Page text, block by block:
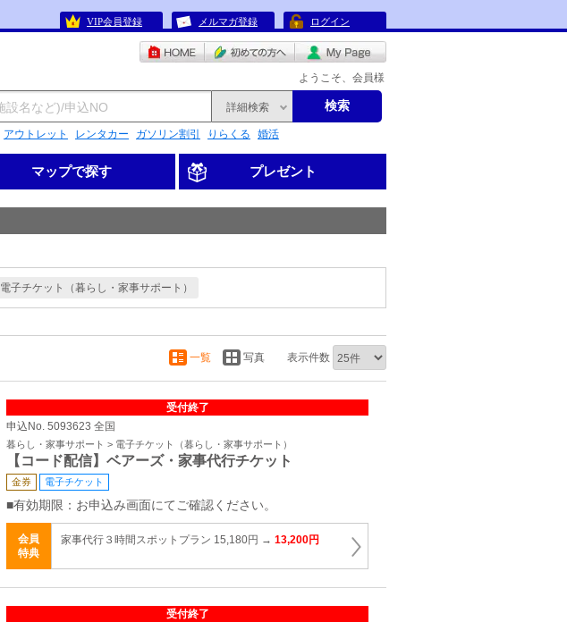
VIP会員登録 メルマガ登録 ログイン
ようこそ、会員様
詳細検索 検索
アウトレット レンタカー ガソリン割引 りらくる 婚活
マップで探す プレゼント
電子チケット（暮らし・家事サポート）
一覧 写真 表示件数
受付終了
申込No. 5093623 全国
暮らし・家事サポート > 電子チケット（暮らし・家事サポート）
【コード配信】ベアーズ・家事代行チケット
金券 電子チケット
■有効期限：お申込み画面にてご確認ください。
会員
特典
家事代行３時間スポットプラン 15,180円 → 13,200円
受付終了